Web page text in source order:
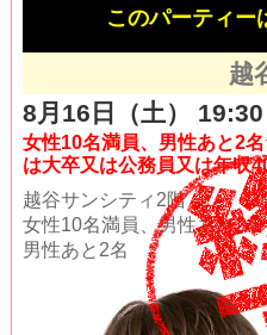
このパーティー
越
8月16日（土） 19:30
女性10名満員、男性あと2
は大卒又は公務員又は年収
越谷サンシティ2階
女性10名満員、男性あと2名
男性あと2名